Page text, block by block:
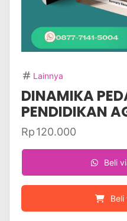
Lainnya
DINAMIKA
PENDIDIKAN
Rp120.000
Beli
Beli